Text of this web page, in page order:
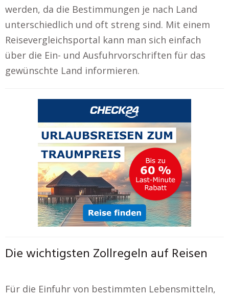
werden, da die Bestimmungen je nach Land
unterschiedlich und oft streng sind. Mit einem
Reisevergleichsportal kann man sich einfach
über die Ein- und Ausfuhrvorschriften für das
gewünschte Land informieren.
Die wichtigsten Zollregeln auf Reisen
Für die Einfuhr von bestimmten Lebensmitteln,